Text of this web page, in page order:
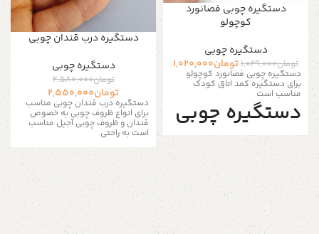
دستگیره چوبی فصانورد
کوچولو
دستگیره‌ چوبی
تومان1,029,000تومان1,020,000
دستگیره چوبی فصانورد کوچولو
برای دستگیره کمد اتاق کودک
مناسب است
دستگیره چوبی
کمد
۶ عدد دستگیره
چوبی
با تم فضا و قضانوردی یک دکوری
دستگیره درب قندان چوبی
دستگیره‌ چوبی
تومان2,580,000
تومان2,550,000
دستگیره درب قندان چوبی مناسب
برای انواع ظروف چوبی به خصوص
قندان و ظروف چوبی آجیل مناسب
است به راحتی